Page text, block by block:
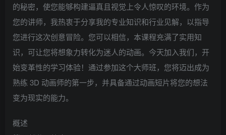
的秘密，使您能够构建逼真且视觉上令人惊叹的环境。作为
您的讲师，我热衷于分享我的专业知识和行业见解，以指导
您进行这次创意冒险。您可以相信，本课程充满了实用知
识，可让您将想象力转化为迷人的动画。今天加入我们，开
始变革性的学习体验！通过参加这个大师班，您将迈出成为
熟练 3D 动画师的第一步，并具备通过动画短片将您的想法
变为现实的能力。
概述